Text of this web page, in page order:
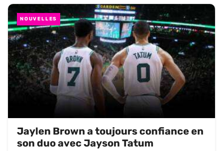
NOUVELLES
Jaylen Brown a toujours confiance en
son duo avec Jayson Tatum